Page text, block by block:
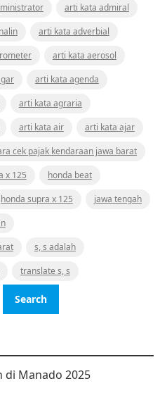
arti kata admiral
arti kata adverbial
arti kata aerosol
arti kata agenda
arti kata agraria
arti kata air
arti kata ajar
cek pajak kendaraan jawa barat
x 125
honda beat
honda supra x 125
jawa tengah
s, s adalah
translate s, s
di Manado 2025